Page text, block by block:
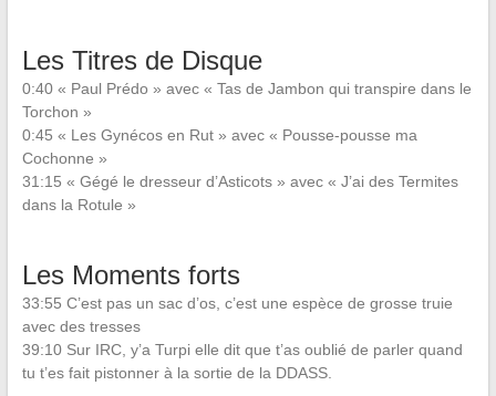
Les Titres de Disque
0:40 « Paul Prédo » avec « Tas de Jambon qui transpire dans le
Torchon »
0:45 « Les Gynécos en Rut » avec « Pousse-pousse ma
Cochonne »
31:15 « Gégé le dresseur d’Asticots » avec « J’ai des Termites
dans la Rotule »
Les Moments forts
33:55 C’est pas un sac d’os, c’est une espèce de grosse truie
avec des tresses
39:10 Sur IRC, y’a Turpi elle dit que t’as oublié de parler quand
tu t’es fait pistonner à la sortie de la DDASS.